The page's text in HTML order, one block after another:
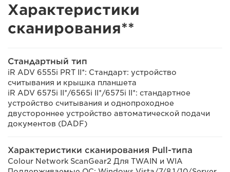
Характеристики
сканирования**
Стандартный тип
iR ADV 6555i PRT II*: Стандарт: устройство
считывания и крышка планшета
iR ADV 6575i II*/6565i II*/6575i II*: стандартное
устройство считывания и однопроходное
двустороннее устройство автоматической подачи
документов (DADF)
Характеристики сканирования Pull-типа
Colour Network ScanGear2 Для TWAIN и WIA